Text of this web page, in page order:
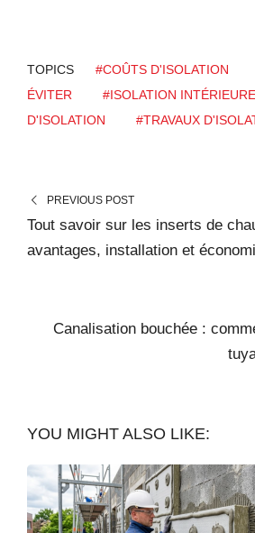
TOPICS #COÛTS D'ISOLATION
ÉVITER
#ISOLATION INTÉRIEURE
D'ISOLATION
#TRAVAUX
PREVIOUS POST
Tout savoir sur les inserts de
avantages, installation et
Canalisation bouchée :
YOU MIGHT ALSO LIKE: